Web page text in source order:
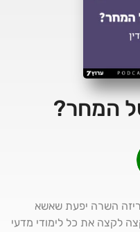
המחר?
השרה יפעת שאשא
לקצה את כל לימודי מדעי